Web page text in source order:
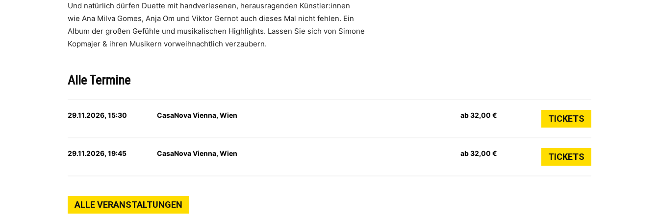
Und natürlich dürfen Duette mit handverlesenen, herausragenden Künstler:innen
wie Ana Milva Gomes, Anja Om und Viktor Gernot auch dieses Mal nicht fehlen. Ein
Album der großen Gefühle und musikalischen Highlights. Lassen Sie sich von Simone
Kopmajer & ihren Musikern vorweihnachtlich verzaubern.
Alle Termine
29.11.2026, 15:30 CasaNova Vienna, Wien ab 32,00 € TICKETS
29.11.2026, 19:45 CasaNova Vienna, Wien ab 32,00 € TICKETS
ALLE VERANSTALTUNGEN